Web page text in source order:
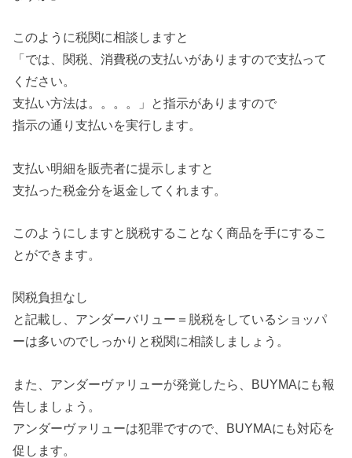
このように税関に相談しますと
「では、関税、消費税の支払いがありますので支払って
ください。
支払い方法は。。。。」と指示がありますので
指示の通り支払いを実行します。
支払い明細を販売者に提示しますと
支払った税金分を返金してくれます。
このようにしますと脱税することなく商品を手にするこ
とができます。
関税負担なし
と記載し、アンダーバリュー＝脱税をしているショッパ
ーは多いのでしっかりと税関に相談しましょう。
また、アンダーヴァリューが発覚したら、BUYMAにも報
告しましょう。
アンダーヴァリューは犯罪ですので、BUYMAにも対応を
促します。